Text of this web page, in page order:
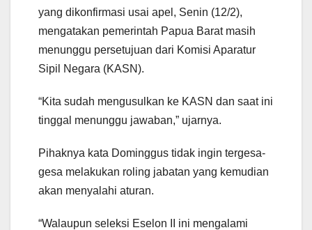
yang dikonfirmasi usai apel, Senin (12/2),
mengatakan pemerintah Papua Barat masih
menunggu persetujuan dari Komisi Aparatur
Sipil Negara (KASN).
“Kita sudah mengusulkan ke KASN dan saat ini
tinggal menunggu jawaban,” ujarnya.
Pihaknya kata Dominggus tidak ingin tergesa-
gesa melakukan roling jabatan yang kemudian
akan menyalahi aturan.
“Walaupun seleksi Eselon II ini mengalami